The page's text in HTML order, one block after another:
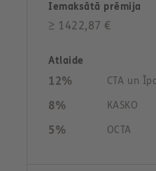
≥ 1422,87 €
12% CTA un
8% KASKO
5% OCTA